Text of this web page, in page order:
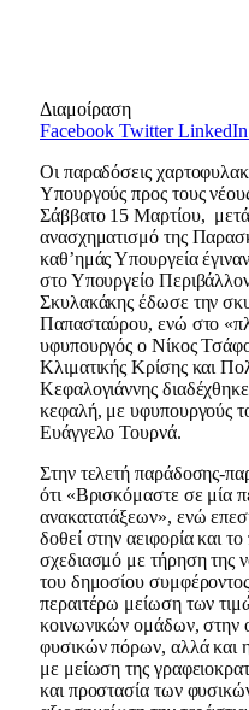
Διαμοίραση
Facebook Twitter LinkedIn
Οι παραδόσεις
Υπουργούς προς τους
Σάββατο 15 Μαρτίου, μετά
ανασχηματισμό της
καθ’ημάς Υπουργεία
στο Υπουργείο
Σκυλακάκης έδωσε την
Παπασταύρου, ενώ στο
υφυπουργός ο Νίκος
Κλιματικής Κρίσης και
Κεφαλογιάννης
κεφαλή, με υφυπουργούς
Ευάγγελο Τουρνά.
Στην τελετή παράδοσης-
ότι «Βρισκόμαστε σε μία
ανακατατάξεων», ενώ
δοθεί στην αειφορία και
σχεδιασμό με τήρηση της
του δημοσίου
περαιτέρω μείωση των
κοινωνικών ομάδων, στην
φυσικών πόρων, αλλά και
με μείωση της
και προστασία των